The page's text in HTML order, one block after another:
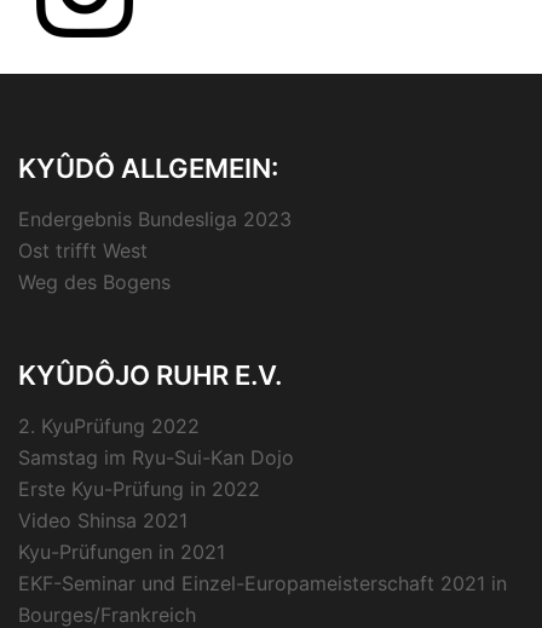
KYÛDÔ ALLGEMEIN:
Endergebnis Bundesliga 2023
Ost trifft West
Weg des Bogens
KYÛDÔJO RUHR E.V.
2. KyuPrüfung 2022
Samstag im Ryu-Sui-Kan Dojo
Erste Kyu-Prüfung in 2022
Video Shinsa 2021
Kyu-Prüfungen in 2021
EKF-Seminar und Einzel-Europameisterschaft 2021 in
Bourges/Frankreich